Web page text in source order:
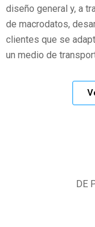
diseño general y, a
de macrodatos,
clientes que se
un medio de
DE